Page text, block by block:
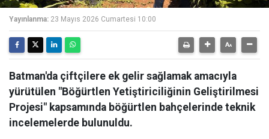
Yayınlanma: 23 Mayıs 2026 Cumartesi 10:00
Batman'da çiftçilere ek gelir sağlamak amacıyla
yürütülen "Böğürtlen Yetiştiriciliğinin Geliştirilmesi
Projesi" kapsamında böğürtlen bahçelerinde teknik
incelemelerde bulunuldu.